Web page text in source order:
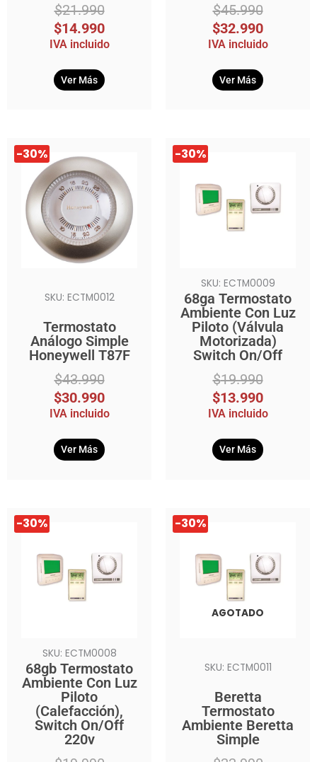
$21.990
$14.990
IVA incluido
Ver Más
$45.990
$32.990
IVA incluido
Ver Más
-30%
SKU: ECTM0012
Termostato
Análogo Simple
Honeywell T87F
$43.990
El
precio
original
era:
$43.990.
$30.990
El
precio
actual
es:
$30.990.
IVA incluido
Ver Más
-30%
SKU: ECTM0009
68ga Termostato
Ambiente Con Luz
Piloto (Válvula
Motorizada)
Switch On/Off
$19.990
El
precio
original
era:
$19.990.
$13.990
El
precio
actual
es:
$13.990.
IVA incluido
Ver Más
-30%
SKU: ECTM0008
68gb Termostato
Ambiente Con Luz
Piloto
(Calefacción),
Switch On/Off
220v
El
precio
original
era:
$19.990.
El
precio
actual
es:
$13.990.
-30%
AGOTADO
SKU: ECTM0011
Beretta
Termostato
Ambiente Beretta
Simple
El
precio
original
era:
$22.990.
El
precio
actual
es:
$15.990.